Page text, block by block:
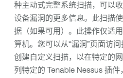
种主动式完整系统扫描，可以
设备漏洞的更多信息。此扫描
据（如果可用）。此操作仅适
算机。您可以从“漏洞”页面访
创建自定义扫描，以在特定的
列特定的 Tenable Nessus插件